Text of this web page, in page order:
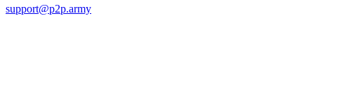
support@p2p.army